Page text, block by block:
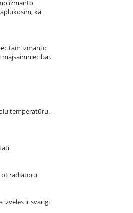
izmanto
kā
tam izmanto
temperatūru.
radiatoru
izvēles ir svarīgi